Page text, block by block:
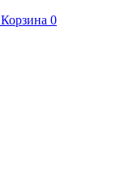
Корзина 0